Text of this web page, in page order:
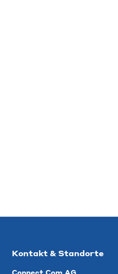
Kontakt & Standorte
Connect Com AG